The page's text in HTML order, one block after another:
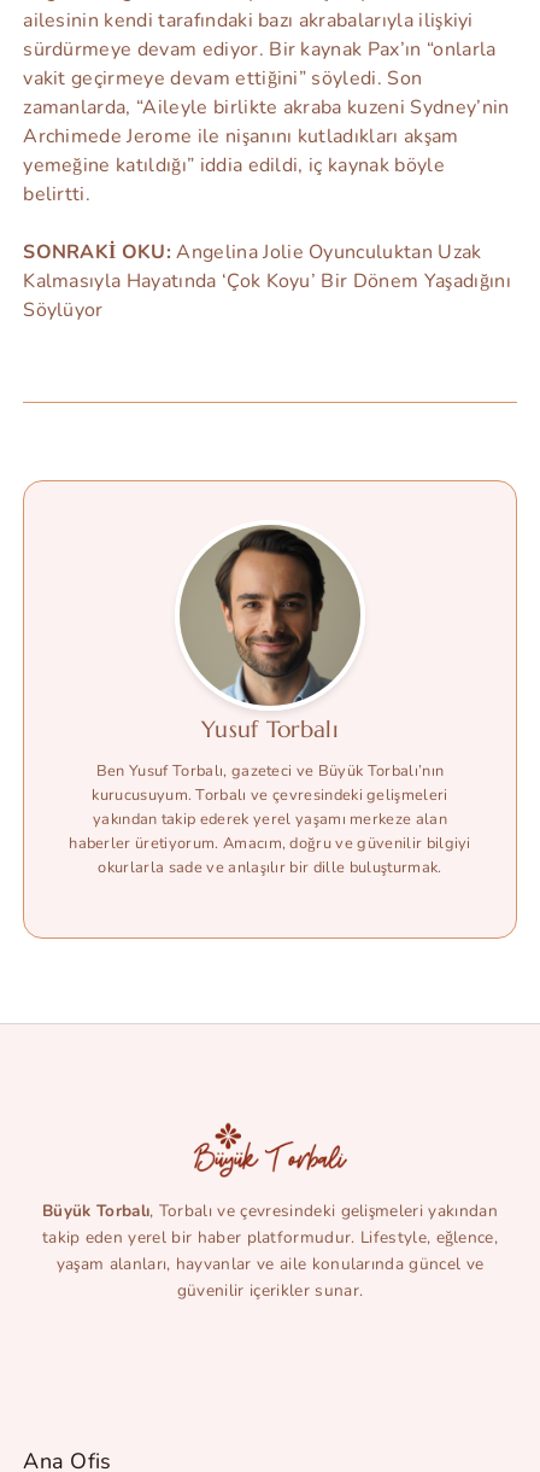
ailesinin kendi tarafındaki bazı akrabalarıyla ilişkiyi
sürdürmeye devam ediyor. Bir kaynak Pax’ın “onlarla
vakit geçirmeye devam ettiğini” söyledi. Son
zamanlarda, “Aileyle birlikte akraba kuzeni Sydney’nin
Archimede Jerome ile nişanını kutladıkları akşam
yemeğine katıldığı” iddia edildi, iç kaynak böyle
belirtti.
SONRAKİ OKU:Angelina Jolie Oyunculuktan Uzak
Kalmasıyla Hayatında ‘Çok Koyu’ Bir Dönem Yaşadığını
Söylüyor
Yusuf Torbalı
Ben Yusuf Torbalı, gazeteci ve Büyük Torbalı’nın
kurucusuyum. Torbalı ve çevresindeki gelişmeleri
yakından takip ederek yerel yaşamı merkeze alan
haberler üretiyorum. Amacım, doğru ve güvenilir bilgiyi
okurlarla sade ve anlaşılır bir dille buluşturmak.
Büyük Torbalı, Torbalı ve çevresindeki gelişmeleri yakından
takip eden yerel bir haber platformudur. Lifestyle, eğlence,
yaşam alanları, hayvanlar ve aile konularında güncel ve
güvenilir içerikler sunar.
Ana Ofis